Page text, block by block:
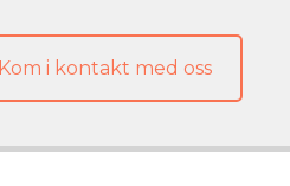
Kom i kontakt med oss